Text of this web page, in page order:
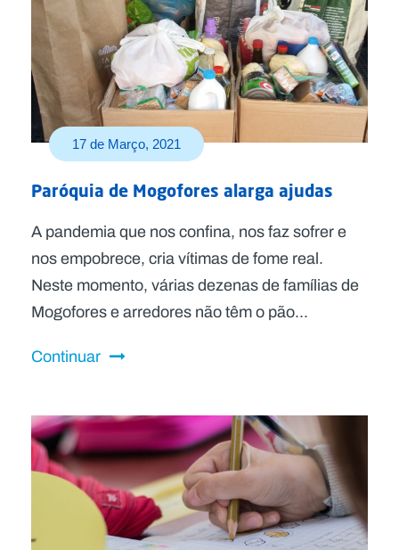
17 de Março, 2021
Paróquia de Mogofores alarga ajudas
A pandemia que nos confina, nos faz sofrer e
nos empobrece, cria vítimas de fome real.
Neste momento, várias dezenas de famílias de
Mogofores e arredores não têm o pão...
Continuar